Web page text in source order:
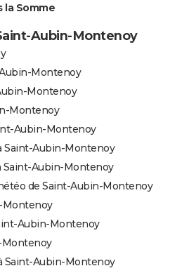
la Somme
Aubin-Montenoy
Montenoy
Montenoy
Montenoy
Aubin-Montenoy
Aubin-Montenoy
Saint-Aubin-Montenoy
de Saint-Aubin-Montenoy
Montenoy
Aubin-Montenoy
Saint-Aubin-Montenoy